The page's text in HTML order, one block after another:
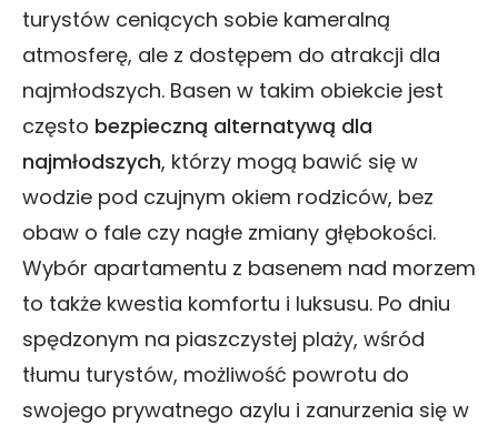
turystów ceniących sobie kameralną
atmosferę, ale z dostępem do atrakcji dla
najmłodszych. Basen w takim obiekcie jest
często bezpieczną alternatywą dla
najmłodszych, którzy mogą bawić się w
wodzie pod czujnym okiem rodziców, bez
obaw o fale czy nagłe zmiany głębokości.
Wybór apartamentu z basenem nad morzem
to także kwestia komfortu i luksusu. Po dniu
spędzonym na piaszczystej plaży, wśród
tłumu turystów, możliwość powrotu do
swojego prywatnego azylu i zanurzenia się w